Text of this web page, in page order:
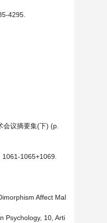
4295.
议摘要集(下) (p.
1065+1069.
Affect Mal
Psychology, 10, Arti